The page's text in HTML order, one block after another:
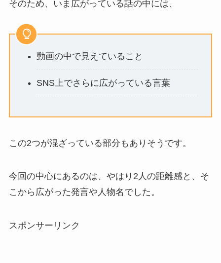
そのため、いま広がっている話の中には、
動画の中で見えていること
SNS上でさらに広がっている言葉
この2つが混ざっている部分もありそうです。
今回の中心にあるのは、やはり2人の距離感と、そ
こから広がった発言や人物名でした。
スポンサーリンク